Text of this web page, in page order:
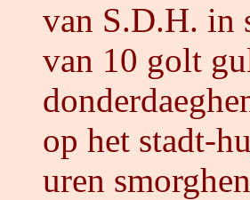
van S.D.H. in
van 10 golt
op het stadt-
uren